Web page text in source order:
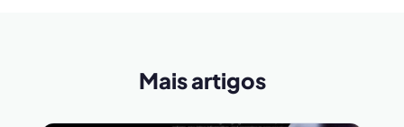
Mais artigos